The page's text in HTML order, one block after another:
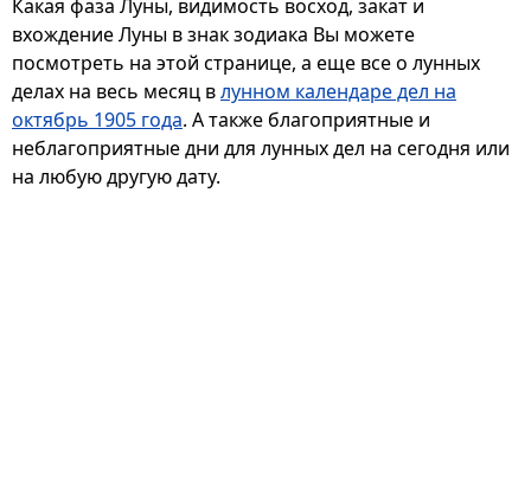
Какая фаза Луны, видимость восход, закат и
вхождение Луны в знак зодиака Вы можете
посмотреть на этой странице, а еще все о лунных
делах на весь месяц влунном календаре дел на
октябрь 1905 года. А также благоприятные и
неблагоприятные дни для лунных дел на сегодня или
на любую другую дату.